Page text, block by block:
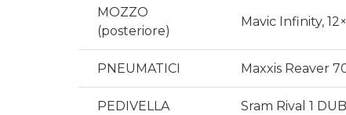
MOZZO
(posteriore)
Mavic Infinity,
PNEUMATICI Maxxis Reaver
PEDIVELLA Sram Rival 1